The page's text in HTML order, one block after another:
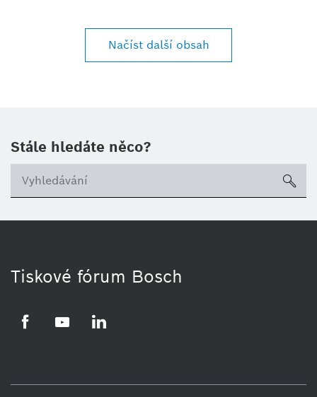
Načíst další obsah
Stále hledáte něco?
Tiskové fórum Bosch